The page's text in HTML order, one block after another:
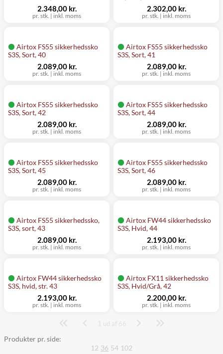
pr. stk. | inkl. moms
2.348,00 kr.
pr. stk. | inkl. moms
2.302,00 kr.
Airtox FS55 sikkerhedssko
S3S, Sort, 40
pr. stk. | inkl. moms
2.089,00 kr.
Airtox FS55 sikkerhedssko
S3S, Sort, 41
pr. stk. | inkl. moms
2.089,00 kr.
Airtox FS55 sikkerhedssko
S3S, Sort, 42
pr. stk. | inkl. moms
2.089,00 kr.
Airtox FS55 sikkerhedssko
S3S, Sort, 44
pr. stk. | inkl. moms
2.089,00 kr.
Airtox FS55 sikkerhedssko
S3S, Sort, 45
pr. stk. | inkl. moms
2.089,00 kr.
Airtox FS55 sikkerhedssko
S3S, Sort, 46
pr. stk. | inkl. moms
2.089,00 kr.
Airtox FS55 sikkerhedssko,
S3S, sort, 43
pr. stk. | inkl. moms
2.089,00 kr.
Airtox FW44 sikkerhedssko
S3S, Hvid, 44
pr. stk. | inkl. moms
2.193,00 kr.
Airtox FW44 sikkerhedssko
S3S, hvid, str. 43
pr. stk. | inkl. moms
2.193,00 kr.
Airtox FX11 sikkerhedssko
S3S, Hvid/Grå, 42
pr. stk. | inkl. moms
2.200,00 kr.
Side
1 ud af 66
Produkter pr. side:
12 36 54 102